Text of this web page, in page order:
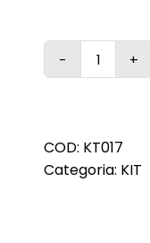
CHARME
KIT
quantità
COD: KT017
Categoria: KIT